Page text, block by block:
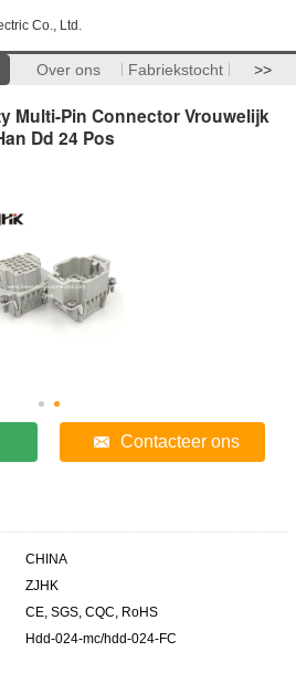
Co., Ltd.
Over ons Fabriekstocht >>
Multi-Pin Connector Vrouwelijk
Dd 24 Pos
Contacteer ons
CHINA
ZJHK
CE, SGS, CQC, RoHS
Hdd-024-mc/hdd-024-FC